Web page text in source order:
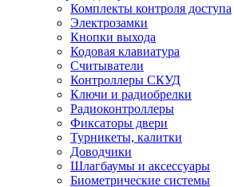
Комплекты контроля доступа
Электрозамки
Кнопки выхода
Кодовая клавиатура
Считыватели
Контроллеры СКУД
Ключи и радиобрелки
Радиоконтроллеры
Фиксаторы двери
Турникеты, калитки
Доводчики
Шлагбаумы и аксессуары
Биометрические системы